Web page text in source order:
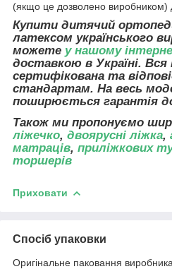
(якщо це дозволено виробником)
Купити дитячий
латексом українського
можете у нашому
доставкою в Україні. Вся
сертифікована та
стандартам. На весь
поширюється гарантія
Також ми пропонуємо
ліжечко, двоярусні ліжка,
матраців, приліжкових
торшерів
Приховати
Спосіб упаковки
Оригінальне паковання виробника